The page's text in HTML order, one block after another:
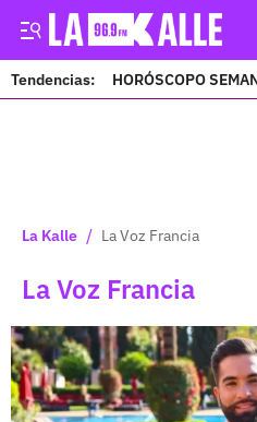
Tendencias: HORÓSCOPO
La Kalle / La Voz Francia
La Voz Francia